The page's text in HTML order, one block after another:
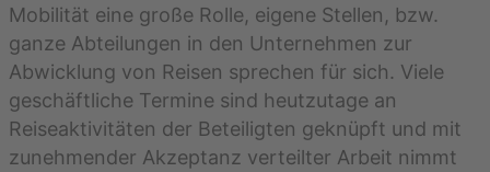
Mobilität eine große Rolle, eigene Stellen, bzw.
ganze Abteilungen in den Unternehmen zur
Abwicklung von Reisen sprechen für sich. Viele
geschäftliche Termine sind heutzutage an
Reiseaktivitäten der Beteiligten geknüpft und mit
zunehmender Akzeptanz verteilter Arbeit nimmt